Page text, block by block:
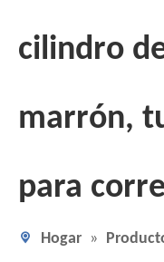
cilindro
marrón,
para
Hogar »